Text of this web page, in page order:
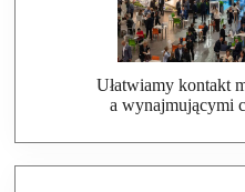
Ułatwiamy kontakt
a wynajmującymi